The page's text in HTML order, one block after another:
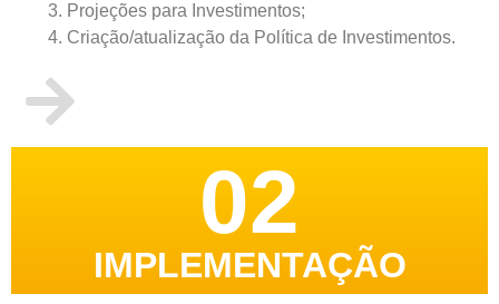
Projeções para Investimentos;
Criação/atualização da Política de Investimentos.
02
IMPLEMENTAÇÃO